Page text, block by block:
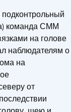
команда СММ
на голове
наблюдателям о
на
от